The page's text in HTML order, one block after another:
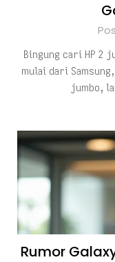
Bingung cari HP 2
mulai dari
jumbo,
Rumor